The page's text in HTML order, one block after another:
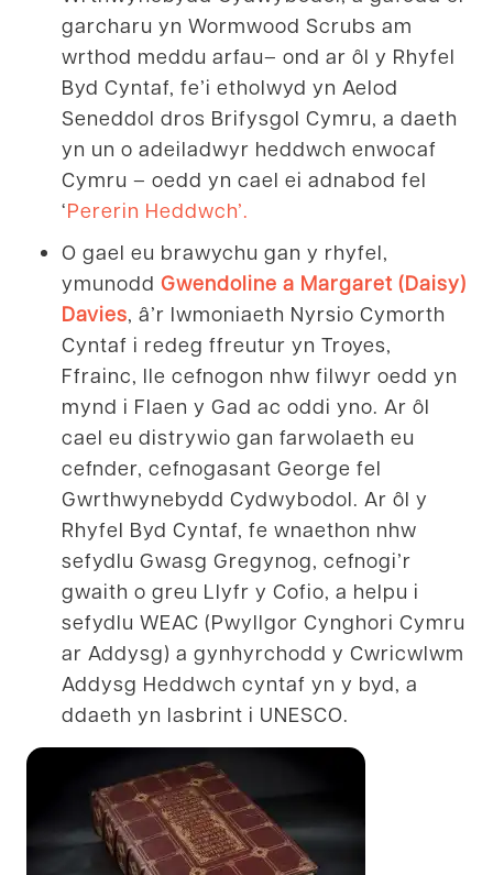
garcharu yn Wormwood Scrubs am
wrthod meddu arfau– ond ar ôl y Rhyfel
Byd Cyntaf, fe’i etholwyd yn Aelod
Seneddol dros Brifysgol Cymru, a daeth
yn un o adeiladwyr heddwch enwocaf
Cymru – oedd yn cael ei adnabod fel
‘Pererin Heddwch’.
O gael eu brawychu gan y rhyfel,
ymunodd Gwendoline a Margaret (Daisy)
Davies, â’r Iwmoniaeth Nyrsio Cymorth
Cyntaf i redeg ffreutur yn Troyes,
Ffrainc, lle cefnogon nhw filwyr oedd yn
mynd i Flaen y Gad ac oddi yno. Ar ôl
cael eu distrywio gan farwolaeth eu
cefnder, cefnogasant George fel
Gwrthwynebydd Cydwybodol. Ar ôl y
Rhyfel Byd Cyntaf, fe wnaethon nhw
sefydlu Gwasg Gregynog, cefnogi’r
gwaith o greu Llyfr y Cofio, a helpu i
sefydlu WEAC (Pwyllgor Cynghori Cymru
ar Addysg) a gynhyrchodd y Cwricwlwm
Addysg Heddwch cyntaf yn y byd, a
ddaeth yn lasbrint i UNESCO.